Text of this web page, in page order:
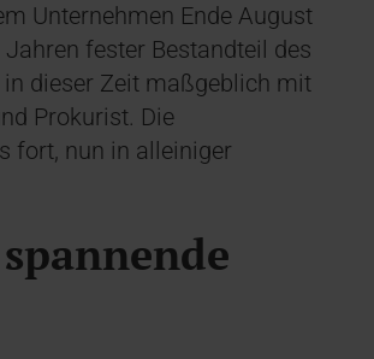
Unternehmen Ende August
fester Bestandteil des
in dieser Zeit maßgeblich mit
Prokurist. Die
fort, nun in alleiniger